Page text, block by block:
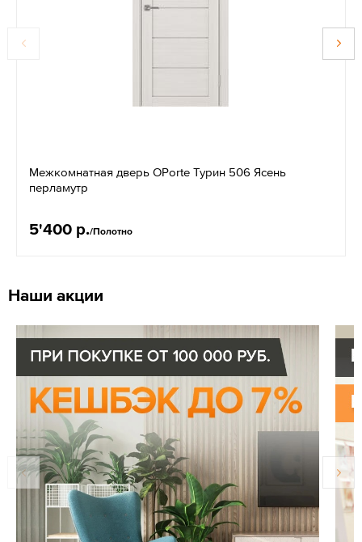
Межкомнатная дверь OPorte Турин 506 Ясень
перламутр
5'400 р./Полотно
Наши акции